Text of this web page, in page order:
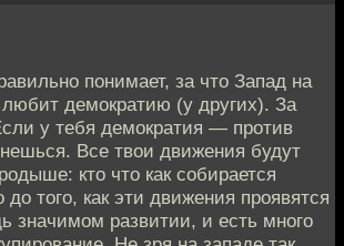
понимает, за что Запад на
демократию (у других). За
у тебя демократия — против
Все твои движения будут
кто что как собирается
до того, как эти движения проявятся
значимом развитии, и есть много